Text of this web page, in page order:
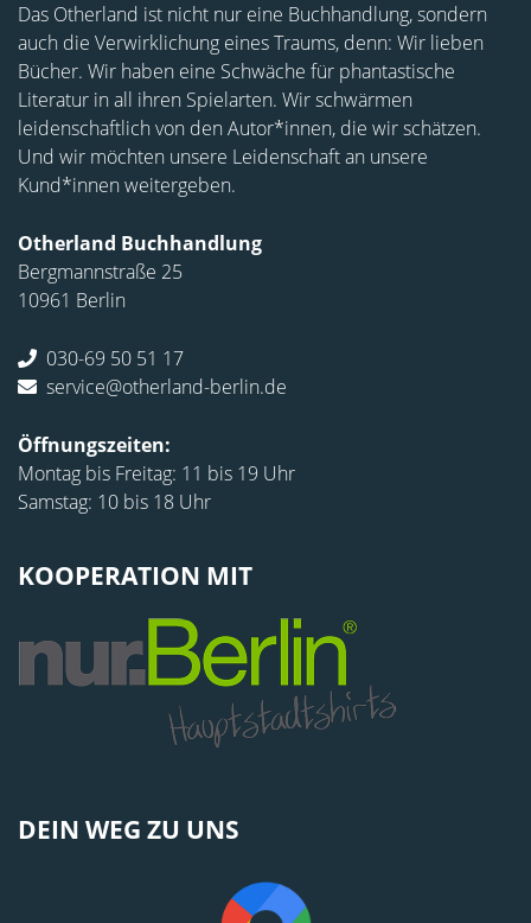
Das Otherland ist nicht nur eine Buchhandlung, sondern
auch die Verwirklichung eines Traums, denn: Wir lieben
Bücher. Wir haben eine Schwäche für phantastische
Literatur in all ihren Spielarten. Wir schwärmen
leidenschaftlich von den Autor*innen, die wir schätzen.
Und wir möchten unsere Leidenschaft an unsere
Kund*innen weitergeben.
Otherland Buchhandlung
Bergmannstraße 25
10961 Berlin
030-69 50 51 17
service@otherland-berlin.de
Öffnungszeiten:
Montag bis Freitag: 11 bis 19 Uhr
Samstag: 10 bis 18 Uhr
KOOPERATION MIT
DEIN WEG ZU UNS